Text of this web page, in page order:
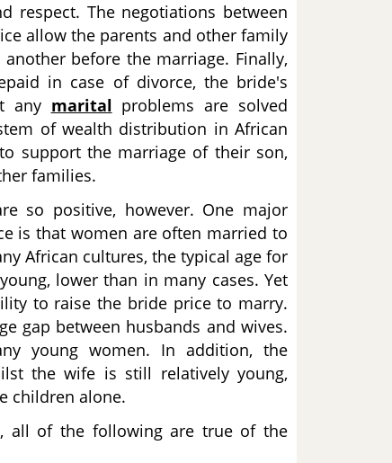
respect. The negotiations between
allow the parents and other family
before the marriage. Finally,
in case of divorce, the bride's
any marital problems are solved
of wealth distribution in African
support the marriage of their son,
families.
so positive, however. One major
is that women are often married to
African cultures, the typical age for
lower than in many cases. Yet
to raise the bride price to marry.
gap between husbands and wives.
young women. In addition, the
the wife is still relatively young,
children alone.
all of the following are true of the